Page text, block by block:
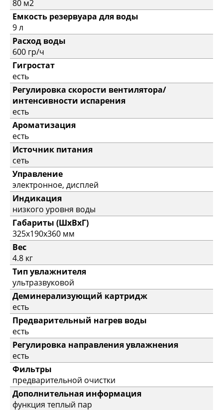
80 м2
Емкость резервуара для воды
9 л
Расход воды
600 гр/ч
Гигростат
есть
Регулировка скорости вентилятора/
интенсивности испарения
есть
Ароматизация
есть
Источник питания
сеть
Управление
электронное, дисплей
Индикация
низкого уровня воды
Габариты (ШхВхГ)
325x190x360 мм
Вес
4.8 кг
Тип увлажнителя
ультразвуковой
Деминерализующий картридж
есть
Предварительный нагрев воды
есть
Регулировка направления увлажнения
есть
Фильтры
предварительной очистки
Дополнительная информация
функция теплый пар